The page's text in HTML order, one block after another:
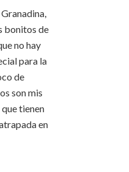
bonitos de
no hay
para la
de
son mis
tienen
en